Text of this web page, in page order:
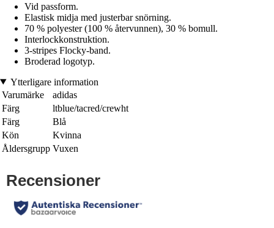
Vid passform.
Elastisk midja med justerbar snörning.
70 % polyester (100 % återvunnen), 30 % bomull.
Interlockkonstruktion.
3-stripes Flocky-band.
Broderad logotyp.
Ytterligare information
Varumärke
adidas
Färg
ltblue/tacred/crewht
Färg
Blå
Kön
Kvinna
Åldersgrupp Vuxen